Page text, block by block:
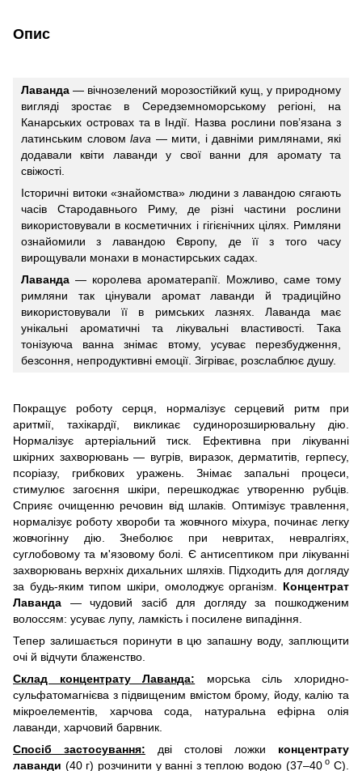
Опис
Лаванда — вічнозелений морозостійкий кущ, у природному
вигляді зростає в Середземноморському регіоні, на
Канарських островах та в Індії. Назва рослини пов’язана з
латинським словом lava — мити, і давніми римлянами, які
додавали квіти лаванди у свої ванни для аромату та
свіжості.
Історичні витоки «знайомства» людини з лавандою сягають
часів Стародавнього Риму, де різні частини рослини
використовували в косметичних і гігієнічних цілях. Римляни
ознайомили з лавандою Європу, де її з того часу
вирощували монахи в монастирських садах.
Лаванда — королева ароматерапії. Можливо, саме тому
римляни так цінували аромат лаванди й традиційно
використовували її в римських лазнях. Лаванда має
унікальні ароматичні та лікувальні властивості. Така
тонізуюча ванна знімає втому, усуває перезбудження,
безсоння, непродуктивні емоції. Зігріває, розслаблює душу.
Покращує роботу серця, нормалізує серцевий ритм при
аритмії, тахікардії, викликає судинорозширювальну дію.
Нормалізує артеріальний тиск. Ефективна при лікуванні
шкірних захворювань — вугрів, виразок, дерматитів, герпесу,
псоріазу, грибкових уражень. Знімає запальні процеси,
стимулює загоєння шкіри, перешкоджає утворенню рубців.
Сприяє очищенню речовин від шлаків. Оптимізує травлення,
нормалізує роботу хвороби та жовчного міхура, починає легку
жовчогінну дію. Знеболює при невритах, невралгіях,
суглобовому та м'язовому болі. Є антисептиком при лікуванні
захворювань верхніх дихальних шляхів. Підходить для догляду
за будь-яким типом шкіри, омолоджує організм. Концентрат
Лаванда — чудовий засіб для догляду за пошкодженим
волоссям: усуває лупу, ламкість і посилене випадіння.
Тепер залишається поринути в цю запашну воду, заплющити
очі й відчути блаженство.
Склад концентрату Лаванда: морська сіль хлоридно-
сульфатомагнієва з підвищеним вмістом брому, йоду, калію та
мікроелементів, харчова сода, натуральна ефірна олія
лаванди, харчовий барвник.
Спосіб застосування: дві столові ложки концентрату
лаванди (40 г) розчинити у ванні з теплою водою (37–40 о С).